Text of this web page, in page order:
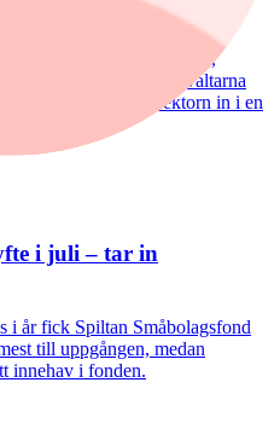
rekordstora orderböcker,
marginaler. Enligt förvaltarna
går nu försvarssektorn in i en
i juli – tar in
i år fick Spiltan Småbolagsfond
till uppgången, medan
innehav i fonden.